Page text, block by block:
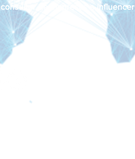
consultor de empresas e influencer